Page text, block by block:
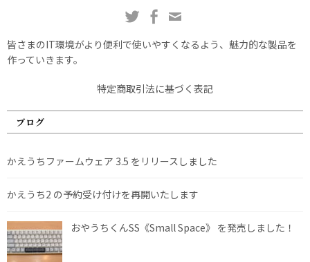
皆さまのIT環境がより便利で使いやすくなるよう、魅力的な製品を
作っていきます。
特定商取引法に基づく表記
ブログ
かえうちファームウェア 3.5 をリリースしました
かえうち2 の予約受け付けを再開いたします
おやうちくんSS《Small Space》 を発売しました！